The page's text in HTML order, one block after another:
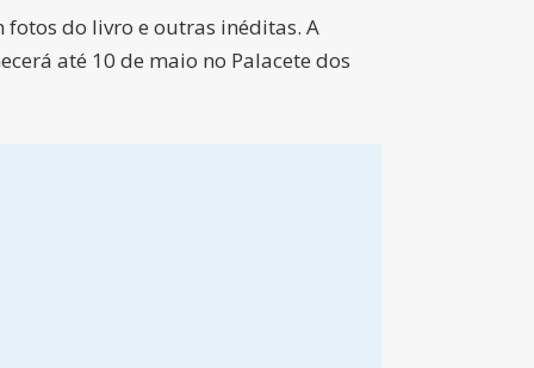
fotos do livro e outras inéditas. A
até 10 de maio no Palacete dos